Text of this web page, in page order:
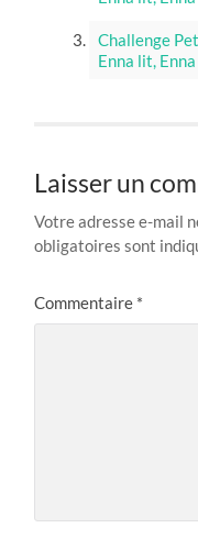
Challenge
Enna lit,
Laisser un
Votre adresse e-mail
obligatoires sont
Commentaire *